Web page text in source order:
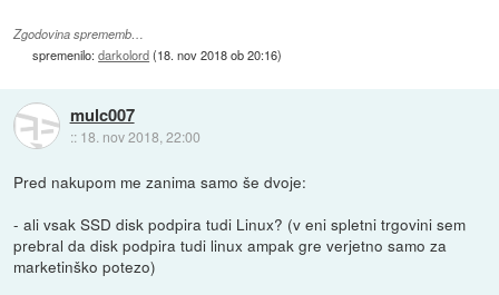
Zgodovina sprememb…
spremenilo:darkolord(18. nov 2018 ob 20:16)
mulc007
:: 18. nov 2018, 22:00
Pred nakupom me zanima samo še dvoje:
- ali vsak SSD disk podpira tudi Linux? (v eni spletni trgovini sem
prebral da disk podpira tudi linux ampak gre verjetno samo za
marketinško potezo)